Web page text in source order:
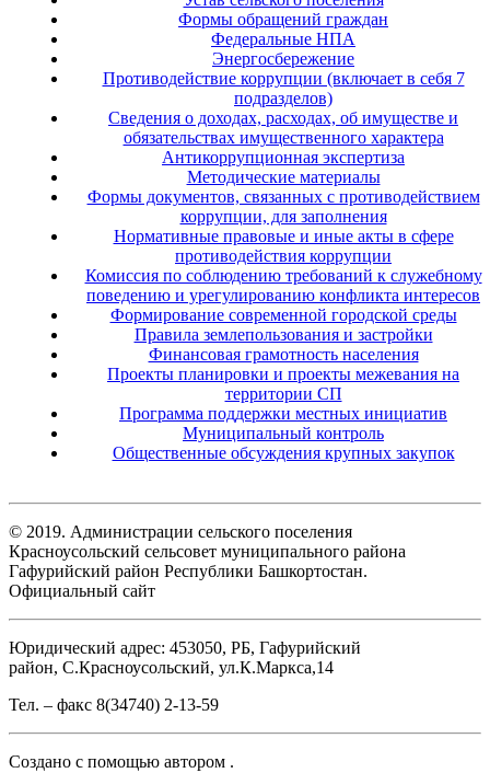
Формы обращений граждан
Федеральные НПА
Энергосбережение
Противодействие коррупции (включает в себя 7
подразделов)
Сведения о доходах, расходах, об имуществе и
обязательствах имущественного характера
Антикоррупционная экспертиза
Методические материалы
Формы документов, связанных с противодействием
коррупции, для заполнения
Нормативные правовые и иные акты в сфере
противодействия коррупции
Комиссия по соблюдению требований к служебному
поведению и урегулированию конфликта интересов
Формирование современной городской среды
Правила землепользования и застройки
Финансовая грамотность населения
Проекты планировки и проекты межевания на
территории СП
Программа поддержки местных инициатив
Муниципальный контроль
Общественные обсуждения крупных закупок
© 2019. Администрации сельского поселения
Красноусольский сельсовет муниципального района
Гафурийский район Республики Башкортостан.
Официальный сайт
Юридический адрес: 453050, РБ, Гафурийский
район, С.Красноусольский, ул.К.Маркса,14
Тел. – факс 8(34740) 2-13-59
Создано с помощью автором .